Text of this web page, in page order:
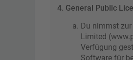
4. General Public
Du nimmst zur
Limited
Verfügung
Software für